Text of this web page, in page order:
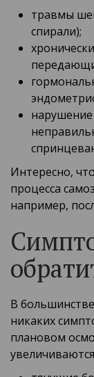
травмы
спирали);
Интересно,
процесса
например,
В
никаких
плановом